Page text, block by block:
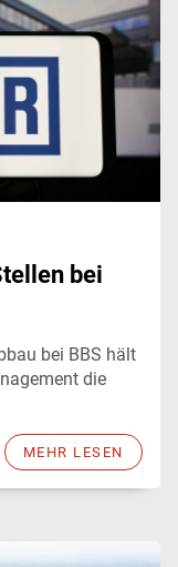
bei
bei BBS hält
die
MEHR LESEN